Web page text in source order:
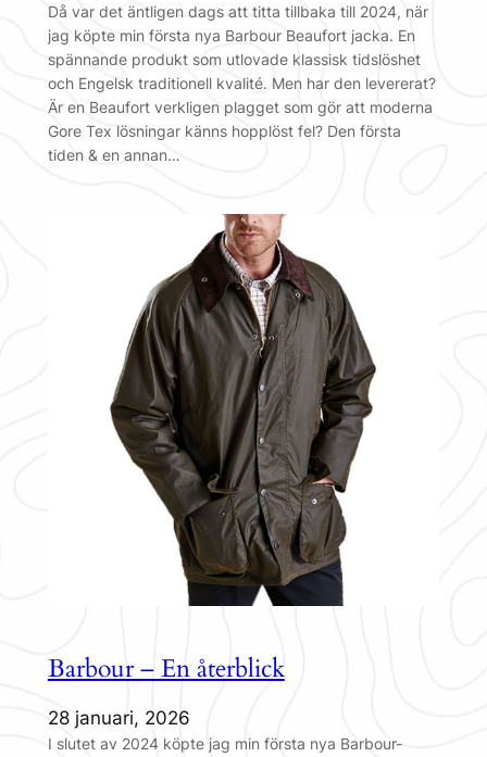
Då var det äntligen dags att titta tillbaka till 2024, när
jag köpte min första nya Barbour Beaufort jacka. En
spännande produkt som utlovade klassisk tidslöshet
och Engelsk traditionell kvalité. Men har den levererat?
Är en Beaufort verkligen plagget som gör att moderna
Gore Tex lösningar känns hopplöst fel? Den första
tiden & en annan…
Barbour – En återblick
28 januari, 2026
I slutet av 2024 köpte jag min första nya Barbour-